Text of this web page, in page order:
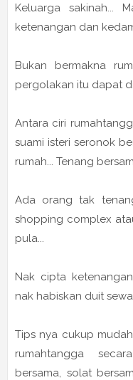
Keluarga sakinah...
ketenangan dan
Bukan bermakna
pergolakan itu dapat
Antara ciri
suami isteri seronok
rumah... Tenang
Ada orang tak
shopping complex
pula...
Nak cipta
nak habiskan duit
Tips nya cukup
rumahtangga
bersama, solat